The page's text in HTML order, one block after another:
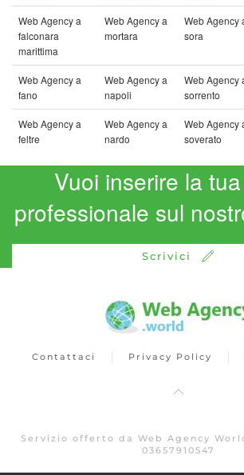
Web Agency a
falconara
marittima
Web Agency a
mortara
Web Agency
sora
Web Agency a
fano
Web Agency a
napoli
Web Agency
sorrento
Web Agency a
feltre
Web Agency a
nardo
Web Agency
soverato
Vuoi inserire la
professionale sul
Scrivici
Contattaci Privacy Policy
Servizio offerto da Web Agency
03657910547